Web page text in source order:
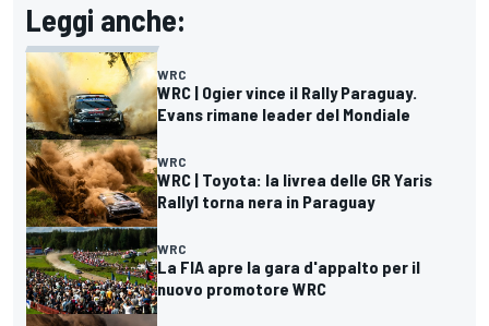
Leggi anche:
WRC
WRC | Ogier vince il Rally Paraguay.
Evans rimane leader del Mondiale
WRC
WRC | Toyota: la livrea delle GR Yaris
Rally1 torna nera in Paraguay
WRC
La FIA apre la gara d'appalto per il
nuovo promotore WRC